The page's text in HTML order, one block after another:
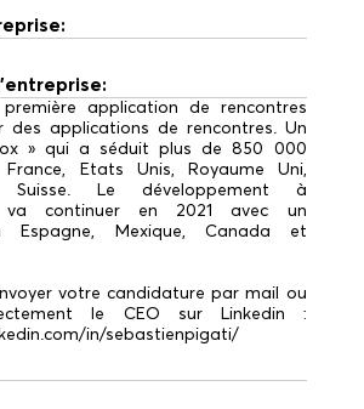
application de rencontres
des applications de rencontres. Un
» qui a séduit plus de 850 000
Etats Unis, Royaume Uni,
Suisse. Le développement à
va continuer en 2021 avec un
Espagne, Mexique, Canada et
votre candidature par mail ou
le CEO sur Linkedin :
in/sebastienpigati/